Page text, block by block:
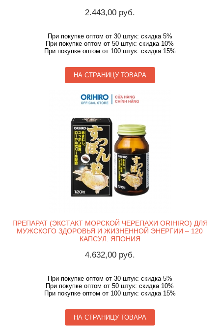
2.443,00 руб.
При покупке оптом от 30 штук: скидка 5%
При покупке оптом от 50 штук: скидка 10%
При покупке оптом от 100 штук: скидка 15%
НА СТРАНИЦУ ТОВАРА
ПРЕПАРАТ (ЭКСТАКТ МОРСКОЙ ЧЕРЕПАХИ ORIHIRO) ДЛЯ
МУЖСКОГО ЗДОРОВЬЯ И ЖИЗНЕННОЙ ЭНЕРГИИ – 120
КАПСУЛ. ЯПОНИЯ
4.632,00 руб.
При покупке оптом от 30 штук: скидка 5%
При покупке оптом от 50 штук: скидка 10%
При покупке оптом от 100 штук: скидка 15%
НА СТРАНИЦУ ТОВАРА